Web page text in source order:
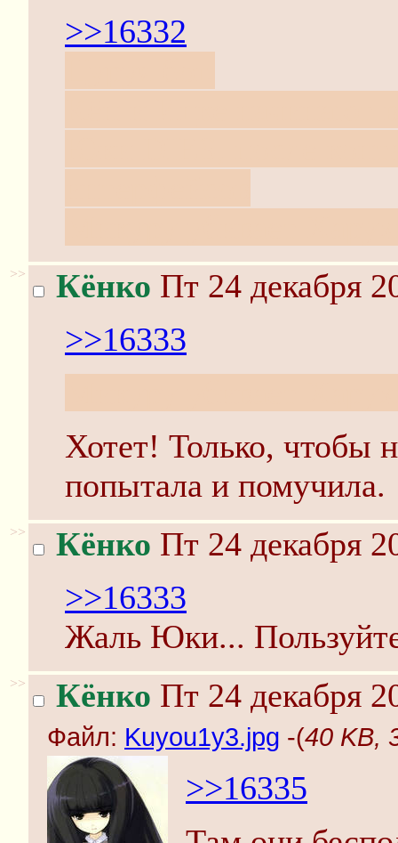
>>16332
>> Кёнко Пт 24 декабря
>>16333
Хотет! Только, чтобы
попытала и помучила.
>> Кёнко Пт 24 декабря
>>16333
Жаль Юки...
>> Кёнко Пт 24 декабря
Файл: Kuyou1у3.jpg -(40 KB,
>>16335